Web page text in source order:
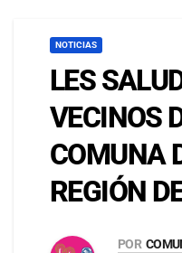
NOTICIAS
LES
VECINOS
COMUNA
REGIÓN
POR